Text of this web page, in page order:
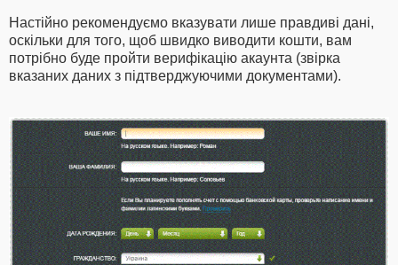
Настійно рекомендуємо вказувати лише правдиві дані,
оскільки для того, щоб швидко виводити кошти, вам
потрібно буде пройти верифікацію акаунта (звірка
вказаних даних з підтверджуючими документами).